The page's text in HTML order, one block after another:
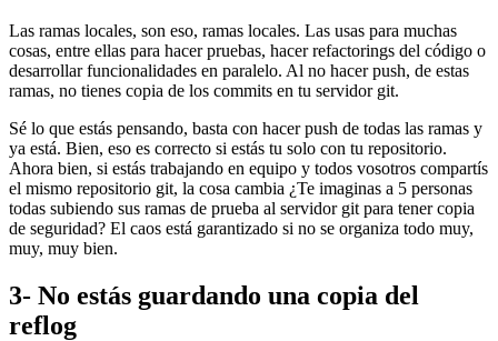
Las ramas locales, son eso, ramas locales. Las usas para muchas
cosas, entre ellas para hacer pruebas, hacer refactorings del código o
desarrollar funcionalidades en paralelo. Al no hacer push, de estas
ramas, no tienes copia de los commits en tu servidor git.
Sé lo que estás pensando, basta con hacer push de todas las ramas y
ya está. Bien, eso es correcto si estás tu solo con tu repositorio.
Ahora bien, si estás trabajando en equipo y todos vosotros compartís
el mismo repositorio git, la cosa cambia ¿Te imaginas a 5 personas
todas subiendo sus ramas de prueba al servidor git para tener copia
de seguridad? El caos está garantizado si no se organiza todo muy,
muy, muy bien.
3- No estás guardando una copia del
reflog